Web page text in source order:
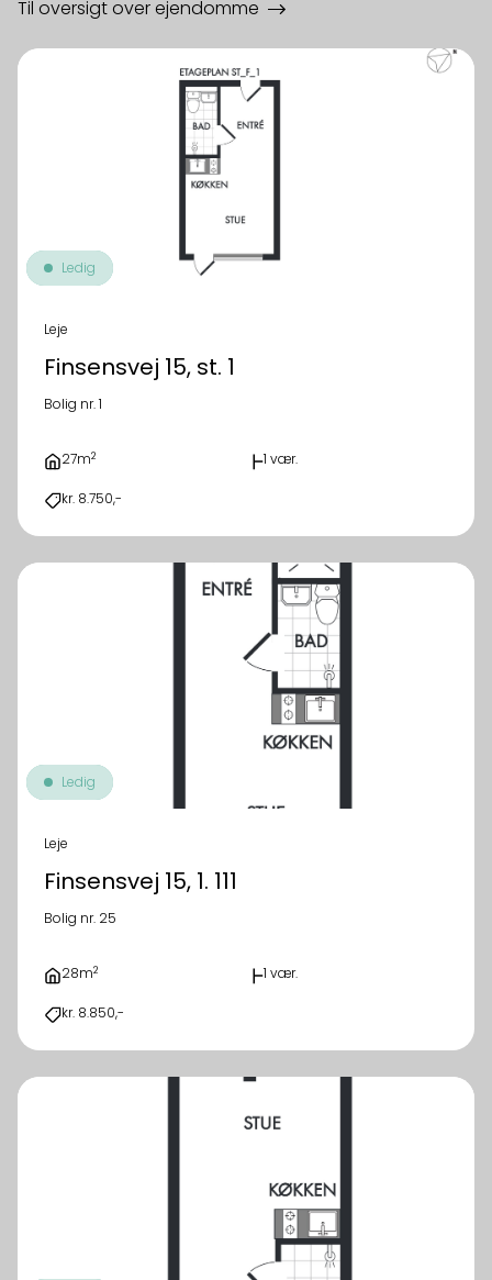
Til oversigt over ejendomme
Ledig
Leje
Finsensvej 15, st. 1
Bolig nr. 1
27m2 1 vær.
kr. 8.750,-
Ledig
Leje
Finsensvej 15, 1. 111
Bolig nr. 25
28m2 1 vær.
kr. 8.850,-